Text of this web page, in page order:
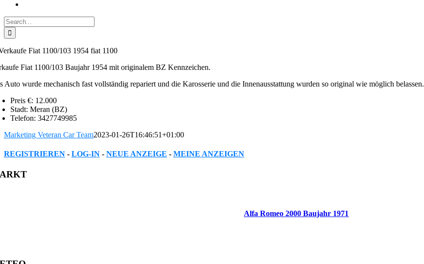
Search
for:
Fiat 1100/103 Baujahr 1954 mit originalem BZ Kennzeichen.
Auto wurde mechanisch fast vollständig repariert und die Karosserie und die Innenausstattung wurden so original wie möglich belassen.
Preis €: 12.000
Stadt: Meran (BZ)
Telefon: 3427749985
Marketing Veteran Car Team2023-01-26T16:46:51+01:00
REGISTRIEREN - LOG-IN - NEUE ANZEIGE - MEINE ANZEIGEN
Facebook
Twitter
Reddit
LinkedIn
WhatsApp
Tumblr
Pinterest
Vk
Xing
Email
Alfa Romeo 2000 Baujahr 1971